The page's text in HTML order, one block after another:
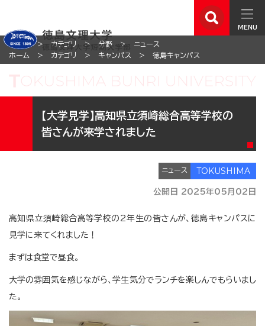
MENU
ホーム カテゴリ 分野
ニュース
ホーム
カテゴリ キャンパス 徳島キャンパス
【大学見学】高知県立須崎総合高等学校の
皆さんが来学されました
ニュース
公開日 2025年05月02日
高知県立須崎総合高等学校の2年生の皆さんが、徳島キャンパスに
見学に来てくれました！
まずは食堂で昼食。
大学の雰囲気を感じながら、学生気分でランチを楽しんでもらいまし
た。